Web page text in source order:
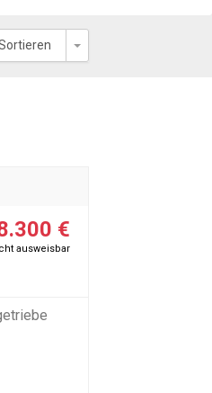
Toggle Dropdown
€
ausweisbar